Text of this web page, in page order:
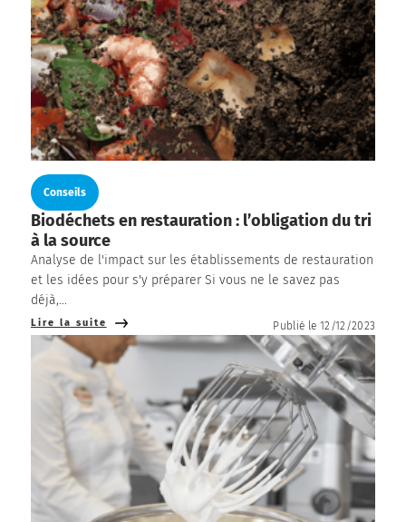
Conseils
Biodéchets en restauration : l’obligation du tri
à la source
Analyse de l'impact sur les établissements de restauration
et les idées pour s'y préparer Si vous ne le savez pas
déjà,...
Lire la suite Publié le 12/12/2023